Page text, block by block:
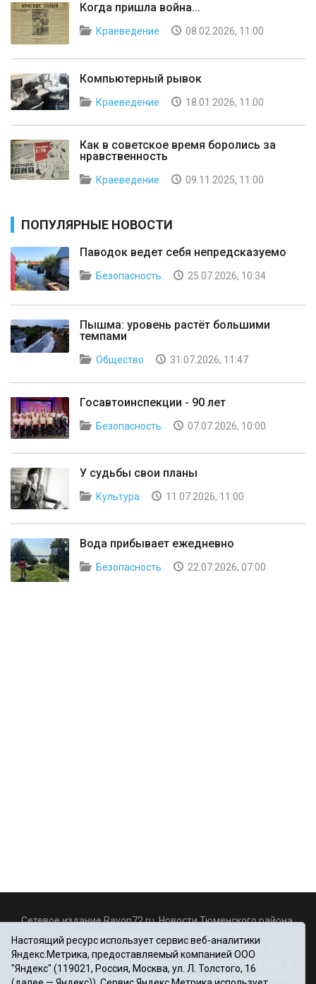
Когда пришла война...
Краеведение 08.02.2026, 11:00
Компьютерный рывок
Краеведение 18.01.2026, 11:00
Как в советское время боролись за
нравственность
Краеведение 09.11.2025, 11:00
ПОПУЛЯРНЫЕ НОВОСТИ
Паводок ведет себя непредсказуемо
Безопасность 25.07.2026, 10:34
Пышма: уровень растёт большими
темпами
Общество 31.07.2026, 11:47
Госавтоинспекции - 90 лет
Безопасность 07.07.2026, 10:00
У судьбы свои планы
Культура 11.07.2026, 11:00
Вода прибывает ежедневно
Безопасность 22.07.2026, 07:00
Сетевое издание Rayon72.ru. Новости Тюменского района.
Rayon72@yandex.ru
Регистрационный номер СМИ Эл № ФС77-67956 от
06.12.2016г., выдано Федеральной службой по надзору в
сфере связи, информационных технологий и массовых
Настоящий ресурс использует сервис веб-аналитики
Яндекс.Метрика, предоставляемый компанией ООО
"Яндекс" (119021, Россия, Москва, ул. Л. Толстого, 16